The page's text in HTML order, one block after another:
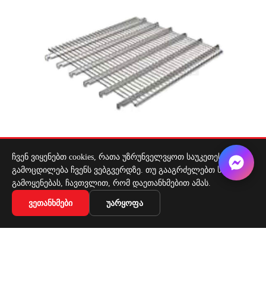
ბადისებური მეტალის თარო 070×080
₾84,56
ჩვენ ვიყენებთ cookies, რათა უზრუნველვყოთ საუკეთესო
გამოცდილება ჩვენს ვებგვერდზე. თუ გააგრძელებთ საიტის
გამოყენებას, ჩავთვლით, რომ დაეთანხმებით ამას.
ᲕᲔᲗᲐᲜᲮᲛᲔᲑᲘ ᲣᲐᲠᲧᲝᲤᲐ